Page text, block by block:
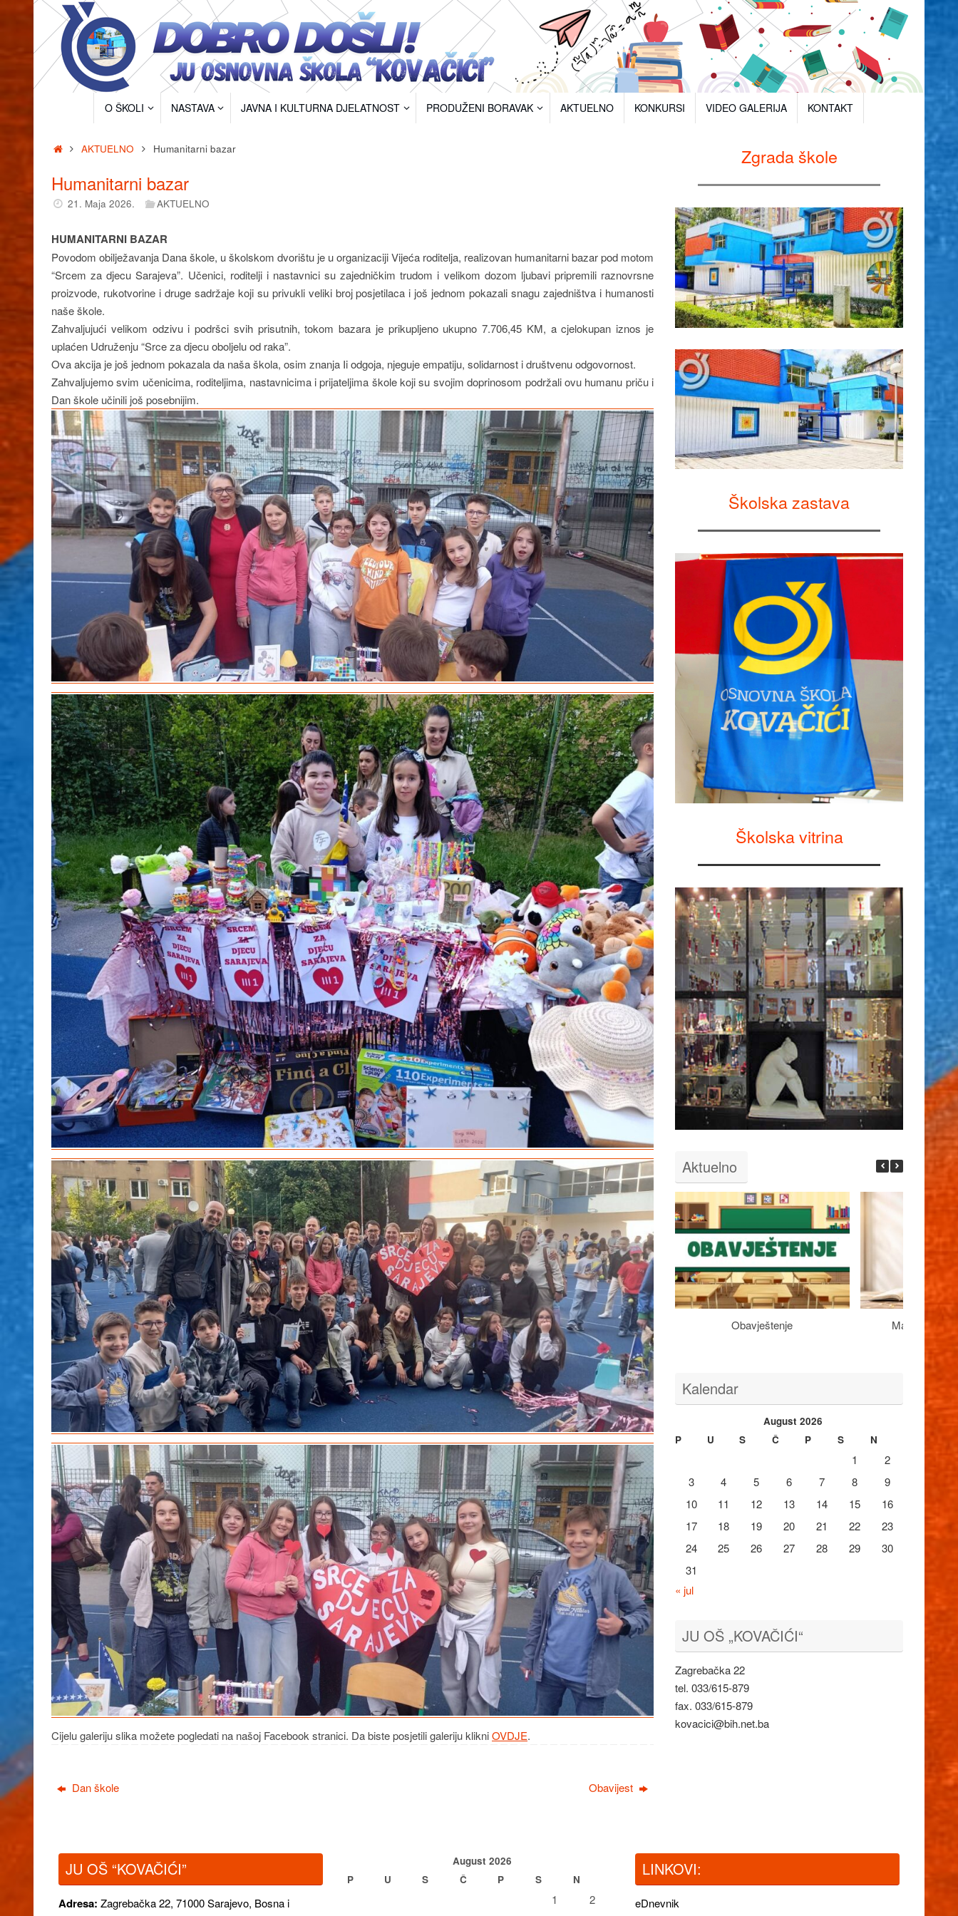
O ŠKOLI NASTAVA JAVNA I KULTURNA DJELATNOST PRODUŽENI BORAVAK AKTUELNO KONKURSI VIDEO GALERIJA KONTAKT
HomeAKTUELNO Humanitarni bazar
Humanitarni bazar
21. Maja 2026. AKTUELNO
HUMANITARNI BAZAR
Povodom obilježavanja Dana škole, u školskom dvorištu je u organizaciji Vijeća roditelja, realizovan humanitarni bazar pod motom
“Srcem za djecu Sarajeva”. Učenici, roditelji i nastavnici su zajedničkim trudom i velikom dozom ljubavi pripremili raznovrsne
proizvode, rukotvorine i druge sadržaje koji su privukli veliki broj posjetilaca i još jednom pokazali snagu zajedništva i humanosti
naše škole.
Zahvaljujući velikom odzivu i podršci svih prisutnih, tokom bazara je prikupljeno ukupno 7.706,45 KM, a cjelokupan iznos je
uplaćen Udruženju “Srce za djecu oboljelu od raka”.
Ova akcija je još jednom pokazala da naša škola, osim znanja Ii odgoja, njeguje empatiju, solidarnost i društvenu odgovornost.
Zahvaljujemo svim učenicima, roditeljima, nastavnicima i prijateljima škole koji su svojim doprinosom podržali ovu humanu priču i
Dan škole učinili još posebnijim.
Cijelu galeriju slika možete pogledati na našoj Facebook stranici. Da biste posjetili galeriju klikniOVDJE.
Dan škole Obavijest
Zgrada škole
Školska zastava
Školska vitrina
Aktuelno
Obavještenje Maturantima
Kalendar
August 2026
P
U S Č P S N
1
2
3
4 5 6 7 8
9
10
11 12 13 14 15
16
17
18 19 20 21 22
23
24
25 26 27 28 29
30
31
« jul
JU OŠ „KOVAČIĆI“
Zagrebačka 22
tel. 033/615-879
fax. 033/615-879
kovacici@bih.net.ba
JU OŠ “KOVAČIĆI”
Adresa: Zagrebačka 22, 71000 Sarajevo, Bosna i
August 2026
P
U S Č P S N
1
2
LINKOVI:
eDnevnik